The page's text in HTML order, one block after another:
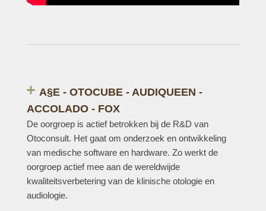
A§E - OTOCUBE - AUDIQUEEN -
ACCOLADO - FOX
De oorgroep is actief betrokken bij de R&D van
Otoconsult. Het gaat om onderzoek en ontwikkeling
van medische software en hardware. Zo werkt de
oorgroep actief mee aan de wereldwijde
kwaliteitsverbetering van de klinische otologie en
audiologie.